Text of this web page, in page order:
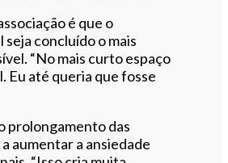
é que o
concluído o mais
“No mais curto espaço
Eu até queria que fosse
prolongamento das
aumentar a ansiedade